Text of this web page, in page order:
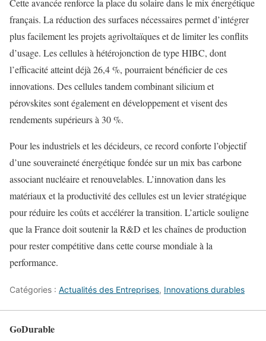
Cette avancée renforce la place du solaire dans le mix énergétique
français. La réduction des surfaces nécessaires permet d’intégrer
plus facilement les projets agrivoltaïques et de limiter les conflits
d’usage. Les cellules à hétérojonction de type HIBC, dont
l’efficacité atteint déjà 26,4 %, pourraient bénéficier de ces
innovations. Des cellules tandem combinant silicium et
pérovskites sont également en développement et visent des
rendements supérieurs à 30 %.
Pour les industriels et les décideurs, ce record conforte l’objectif
d’une souveraineté énergétique fondée sur un mix bas carbone
associant nucléaire et renouvelables. L’innovation dans les
matériaux et la productivité des cellules est un levier stratégique
pour réduire les coûts et accélérer la transition. L’article souligne
que la France doit soutenir la R&D et les chaînes de production
pour rester compétitive dans cette course mondiale à la
performance.
Catégories : Actualités des Entreprises, Innovations durables
GoDurable